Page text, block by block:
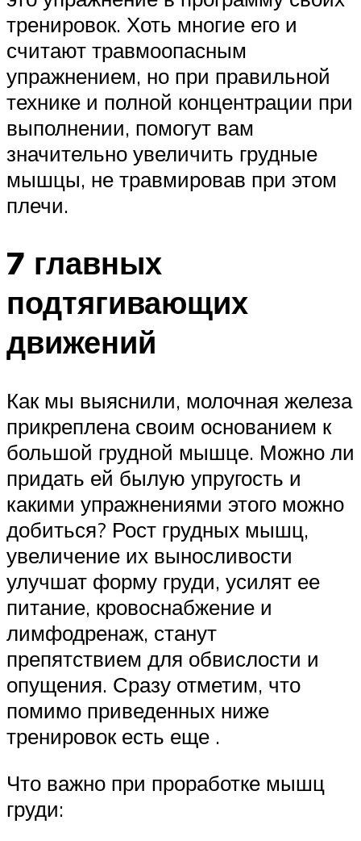
тренировок. Хоть многие его и
считают травмоопасным
упражнением, но при правильной
технике и полной концентрации при
выполнении, помогут вам
значительно увеличить грудные
мышцы, не травмировав при этом
плечи.
7 главных
подтягивающих
движений
Как мы выяснили, молочная железа
прикреплена своим основанием к
большой грудной мышце. Можно ли
придать ей былую упругость и
какими упражнениями этого можно
добиться? Рост грудных мышц,
увеличение их выносливости
улучшат форму груди, усилят ее
питание, кровоснабжение и
лимфодренаж, станут
препятствием для обвислости и
опущения. Сразу отметим, что
помимо приведенных ниже
тренировок есть еще .
Что важно при проработке мышц
груди: